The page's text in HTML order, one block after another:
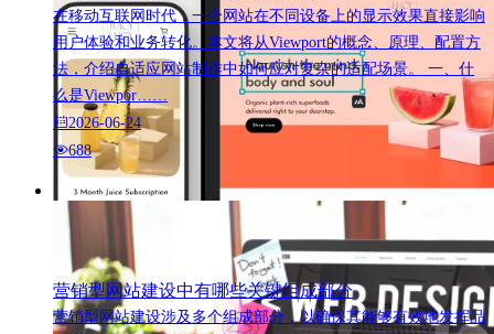
在移动互联网时代，一个网站在不同设备上的显示效果直接影响
用户体验和业务转化。本文将从Viewport的概念、原理、配置方
法，介绍自适应网站制作中如何应对复杂的适配场景。 一、什
么是Viewpor……
2026-06-24
688
营销型网站建设中有哪些关键组成部分
营销型网站建设涉及多个组成部分，以确保其能够有效地发挥品